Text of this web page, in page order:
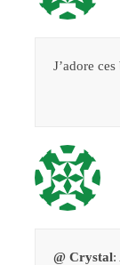
J’adore
@ Crystal: